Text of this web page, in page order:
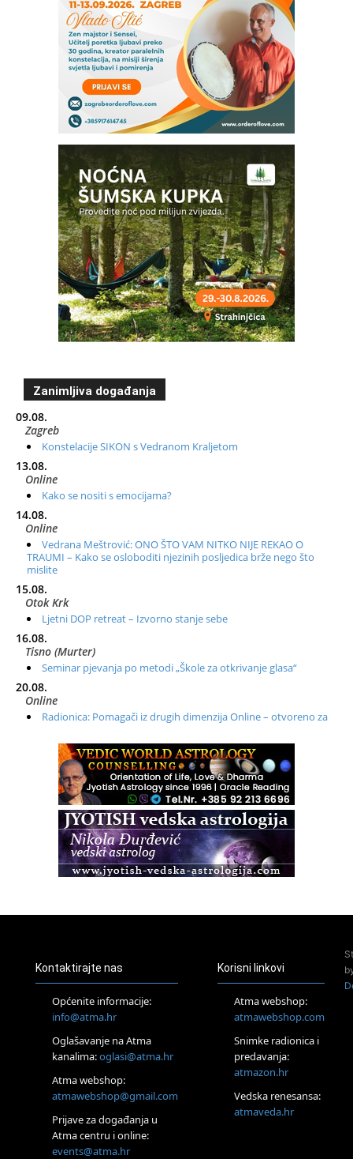
Zanimljiva događanja
09.08.
Zagreb
Konstelacije SIKON s Vedranom Kraljetom
13.08.
Online
Kako se nositi s emocijama?
14.08.
Online
Vedrana Meštrović: ONO ŠTO VAM NITKO NIJE REKAO O
TRAUMI – Kako se osloboditi njezinih posljedica brže nego što
mislite
15.08.
Otok Krk
Ljetni DOP retreat – Izvorno stanje sebe
16.08.
Tisno (Murter)
Seminar pjevanja po metodi „Škole za otkrivanje glasa“
20.08.
Online
Radionica: Pomagači iz drugih dimenzija Online – otvoreno za
Zagreb+Online
Osnovni ThetaHealing® tečaj, Zagreb i Online
Access BARS®, otpusti stres
Access Energetski Facelift®
Tečaj Višeg Vodstva, razvijanja intuicije i Akaša zapisa
25.08.
Upisi u program Profesionalni hipnoterapeut — nova
generacija kreće 25.08. 2026.
Online
Visoko
Alemka Dauskardt – Jednodnevna radionica sistemskih
konstelacija
Kontaktirajte nas
Općenite informacije:
info@atma.hr
Oglašavanje na Atma
kanalima:oglasi@atma.hr
Atma webshop:
atmawebshop@gmail.com
Prijave za događanja u
Atma centru i online:
events@atma.hr
Korisni linkovi
Atma webshop:
atmawebshop.com
Snimke radionica i
predavanja:
atmazon.hr
Vedska renesansa:
atmaveda.hr